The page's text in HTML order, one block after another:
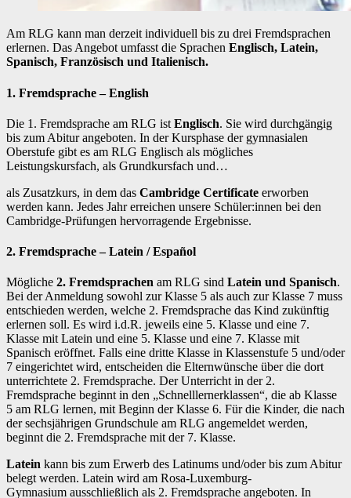
Am RLG kann man derzeit individuell bis zu drei Fremdsprachen
erlernen. Das Angebot umfasst die Sprachen Englisch, Latein,
Spanisch, Französisch und Italienisch.
1. Fremdsprache – English
Die 1. Fremdsprache am RLG ist Englisch. Sie wird durchgängig
bis zum Abitur angeboten. In der Kursphase der gymnasialen
Oberstufe gibt es am RLG Englisch als mögliches
Leistungskursfach, als Grundkursfach und…
als Zusatzkurs, in dem das Cambridge Certificate erworben
werden kann. Jedes Jahr erreichen unsere Schüler:innen bei den
Cambridge-Prüfungen hervorragende Ergebnisse.
2. Fremdsprache – Latein / Español
Mögliche 2. Fremdsprachen am RLG sind Latein und Spanisch.
Bei der Anmeldung sowohl zur Klasse 5 als auch zur Klasse 7 muss
entschieden werden, welche 2. Fremdsprache das Kind zukünftig
erlernen soll. Es wird i.d.R. jeweils eine 5. Klasse und eine 7.
Klasse mit Latein und eine 5. Klasse und eine 7. Klasse mit
Spanisch eröffnet. Falls eine dritte Klasse in Klassenstufe 5 und/oder
7 eingerichtet wird, entscheiden die Elternwünsche über die dort
unterrichtete 2. Fremdsprache. Der Unterricht in der 2.
Fremdsprache beginnt in den „Schnelllernerklassen“, die ab Klasse
5 am RLG lernen, mit Beginn der Klasse 6. Für die Kinder, die nach
der sechsjährigen Grundschule am RLG angemeldet werden,
beginnt die 2. Fremdsprache mit der 7. Klasse.
Latein kann bis zum Erwerb des Latinums und/oder bis zum Abitur
belegt werden. Latein wird am Rosa-Luxemburg-
Gymnasium ausschließlich als 2. Fremdsprache angeboten. In